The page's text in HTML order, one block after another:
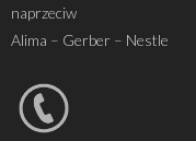
naprzeciw
Alima – Gerber – Nestle